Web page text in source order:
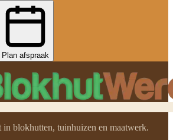
Plan afspraak
in blokhutten, tuinhuizen en maatwerk.